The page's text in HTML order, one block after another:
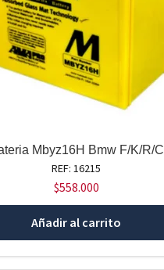
Mbyz16H Bmw F/K/R/C
REF: 16215
$558.000
Añadir al carrito